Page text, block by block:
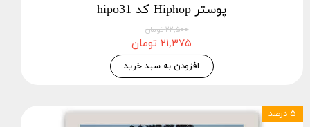
پوستر Hiphop کد hipo31
۲۲,۵۰۰ تومان
۲۱,۳۷۵ تومان
افزودن به سبد خرید
۵ درصد